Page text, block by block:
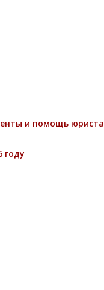
и помощь юриста
году